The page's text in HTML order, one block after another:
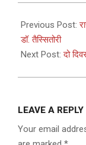
11-
22
Previous Post:
डॉ. तैस्सितोरी
Next Post:दो
LEAVE A REPLY
Your email